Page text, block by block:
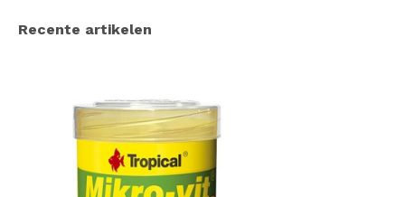
Recente artikelen